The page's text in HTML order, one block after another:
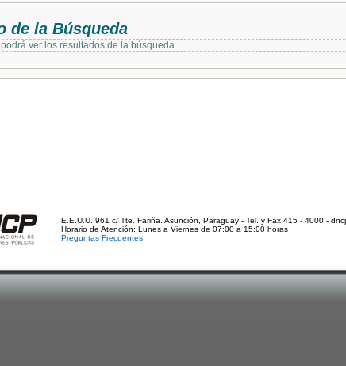
de la Búsqueda
ver los resultados de la búsqueda
E.E.U.U. 961 c/ Tte. Fariña. Asunción, Paraguay - Tel. y Fax 415 - 4000 -
Horario de Atención: Lunes a Viernes de 07:00 a 15:00 horas
Preguntas Frecuentes